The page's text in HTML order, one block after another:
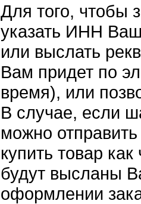
Для того, чтобы
указать ИНН
или выслать
Вам придет по
время), или
В случае, если
можно
купить товар
будут высланы
оформлении